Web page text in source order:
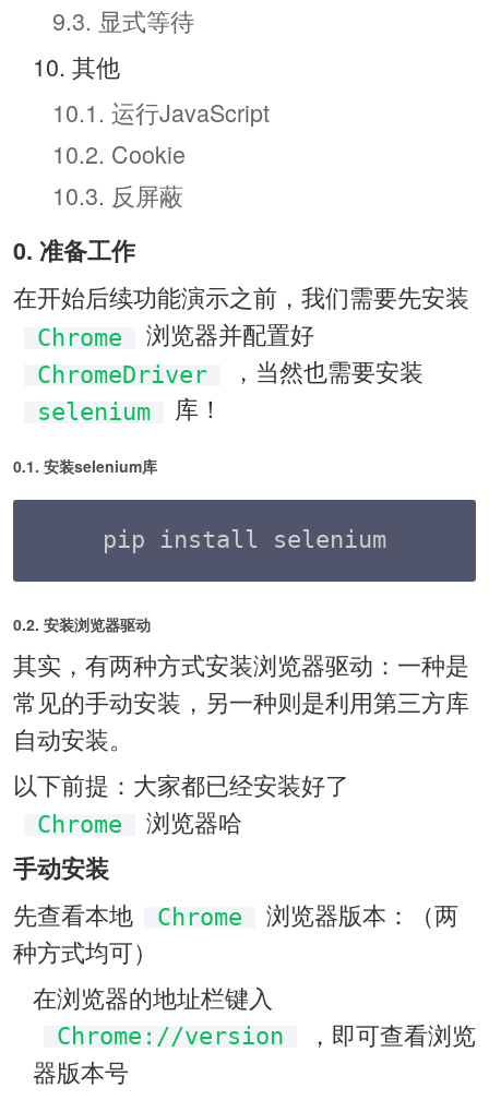
9.3. 显式等待
10. 其他
10.1. 运行JavaScript
10.2. Cookie
10.3. 反屏蔽
0. 准备工作
在开始后续功能演示之前，我们需要先安装
Chrome 浏览器并配置好
ChromeDriver ，当然也需要安装
selenium 库！
0.1. 安装selenium库
pip install selenium
0.2. 安装浏览器驱动
其实，有两种方式安装浏览器驱动：一种是
常见的手动安装，另一种则是利用第三方库
自动安装。
以下前提：大家都已经安装好了
Chrome
浏览器哈
手动安装
先查看本地
Chrome
浏览器版本：（两
种方式均可）
在浏览器的地址栏键入
Chrome://version
，即可查看浏览
器版本号